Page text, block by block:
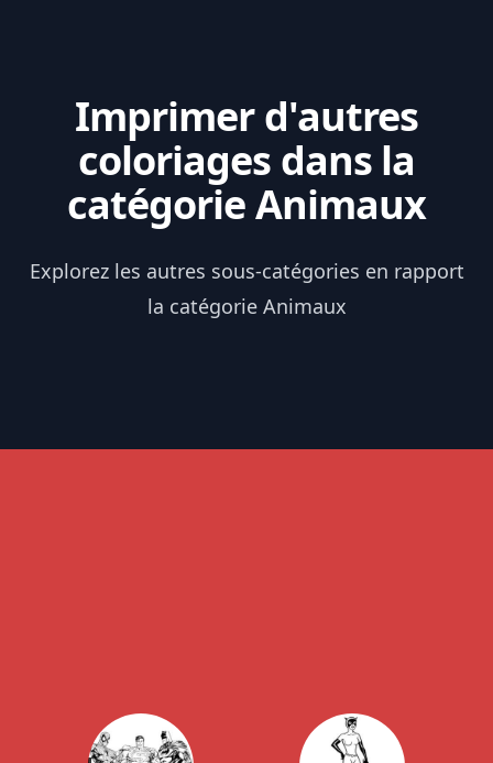
Imprimer d'autres
coloriages dans la
catégorie Animaux
Explorez les autres sous-catégories en rapport
la catégorie Animaux